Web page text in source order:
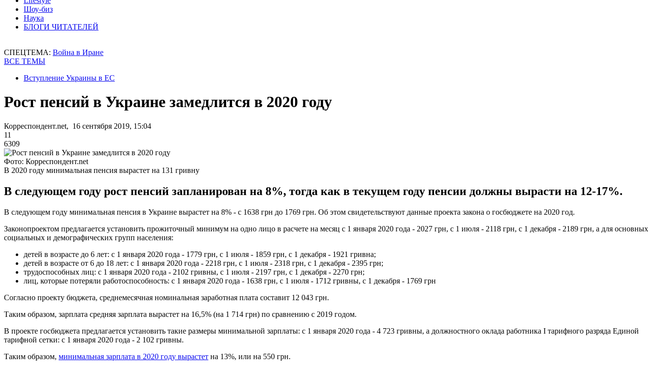
Шоу-биз
Наука
БЛОГИ ЧИТАТЕЛЕЙ
СПЕЦТЕМА: Война в Иране
ВСЕ ТЕМЫ
Вступление Украины в ЕС
Рост пенсий в Украине замедлится в 2020 году
Корреспондент.net, 16 сентября 2019, 15:04
11
6309
Фото: Корреспондент.net
В 2020 году минимальная пенсия вырастет на 131 гривну
В следующем году рост пенсий запланирован на 8%, тогда как в текущем году пенсии должны вырасти на 12-17%.
В следующем году минимальная пенсия в Украине вырастет на 8% - с 1638 грн до 1769 грн. Об этом свидетельствуют данные проекта закона о госбюджете на 2020 год.
Законопроектом предлагается установить прожиточный минимум на одно лицо в расчете на месяц с 1 января 2020 года - 2027 грн, с 1 июля - 2118 грн, с 1 декабря - 2189 грн, а для основных
социальных и демографических групп населения:
детей в возрасте до 6 лет: с 1 января 2020 года - 1779 грн, с 1 июля - 1859 грн, с 1 декабря - 1921 гривна;
детей в возрасте от 6 до 18 лет: с 1 января 2020 года - 2218 грн, с 1 июля - 2318 грн, с 1 декабря - 2395 грн;
трудоспособных лиц: с 1 января 2020 года - 2102 гривны, с 1 июля - 2197 грн, с 1 декабря - 2270 грн;
лиц, которые потеряли работоспособность: с 1 января 2020 года - 1638 грн, с 1 июля - 1712 гривны, с 1 декабря - 1769 грн
Согласно проекту бюджета, среднемесячная номинальная заработная плата составит 12 043 грн.
Таким образом, зарплата средняя зарплата вырастет на 16,5% (на 1 714 грн) по сравнению с 2019 годом.
В проекте госбюджета предлагается установить такие размеры минимальной зарплаты: с 1 января 2020 года - 4 723 гривны, а должностного оклада работника І тарифного разряда Единой
тарифной сетки: с 1 января 2020 года - 2 102 гривны.
Таким образом, минимальная зарплата в 2020 году вырастет на 13%, или на 550 грн.